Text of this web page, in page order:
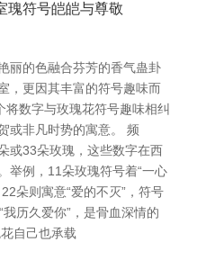
瑰符号皑皑与尊敬
丽的色融合芬芳的香气蛊卦
，更因其丰富的符号趣味而
将数字与玫瑰花符号趣味相纠
或非凡时势的寓意。 频
或33朵玫瑰，这些数字在西
举例，11朵玫瑰符号着“一心
朵则寓意“爱的不灭”，符号
历久爱你”，是骨血深情的
自己也承载